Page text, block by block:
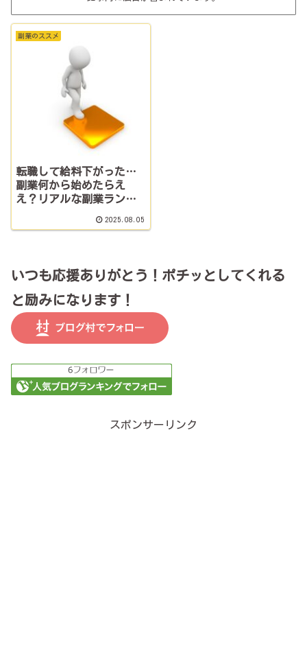
副業のススメ
転職して給料下がった…
副業何から始めたらえ
え？リアルな副業ランキ
2025.08.05
いつも応援ありがとう！ポチッとしてくれる
と励みになります！
スポンサーリンク